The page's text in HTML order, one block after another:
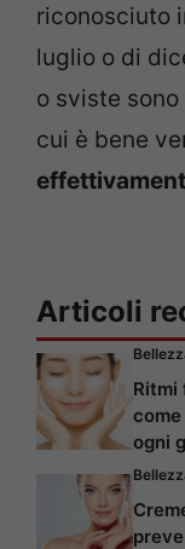
riconosciuto
luglio o di
o sviste
cui è bene
Articoli
Ritmi
ogni